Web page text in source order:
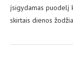
įsigydamas puodelį
skirtais dienos